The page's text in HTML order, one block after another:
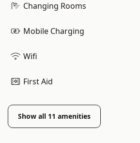
Changing Rooms
Mobile Charging
Wifi
First Aid
Show all 11 amenities